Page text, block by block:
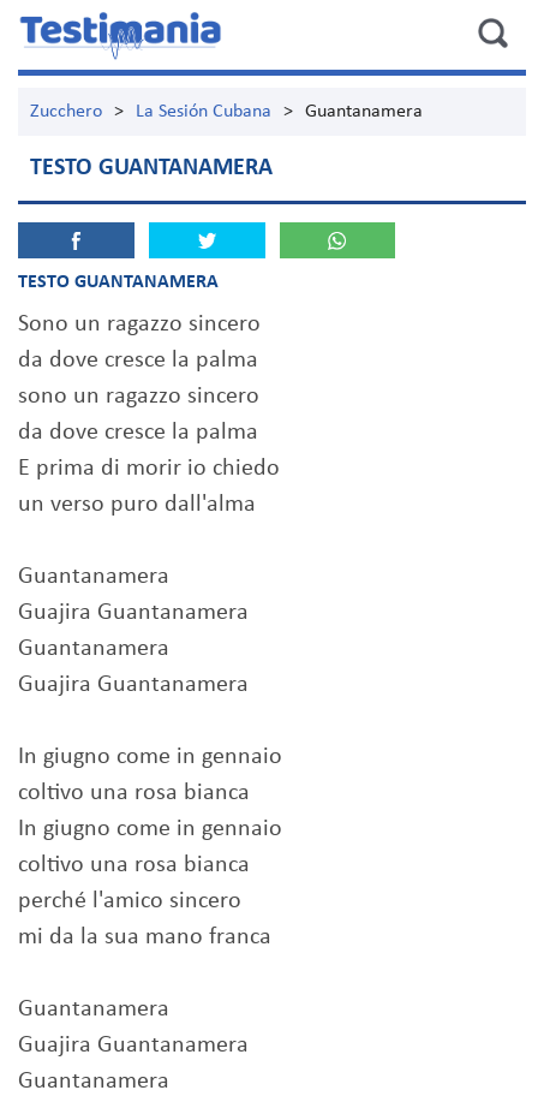
Zucchero > La Sesión Cubana > Guantanamera
TESTO GUANTANAMERA
TESTO GUANTANAMERA
Sono un ragazzo sincero
da dove cresce la palma
sono un ragazzo sincero
da dove cresce la palma
E prima di morir io chiedo
un verso puro dall'alma
Guantanamera
Guajira Guantanamera
Guantanamera
Guajira Guantanamera
In giugno come in gennaio
coltivo una rosa bianca
In giugno come in gennaio
coltivo una rosa bianca
perché l'amico sincero
mi da la sua mano franca
Guantanamera
Guajira Guantanamera
Guantanamera